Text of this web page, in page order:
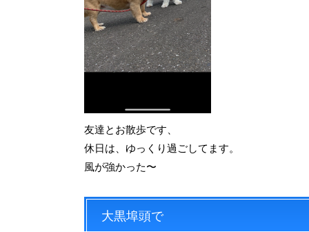
友達とお散歩です、
休日は、ゆっくり過ごしてます。
風が強かった〜
大黒埠頭で